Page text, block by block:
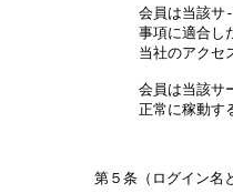
会員は当該サ
事項に適合し
当社のアクセ
会員は当該サ
第５条（ログイン名